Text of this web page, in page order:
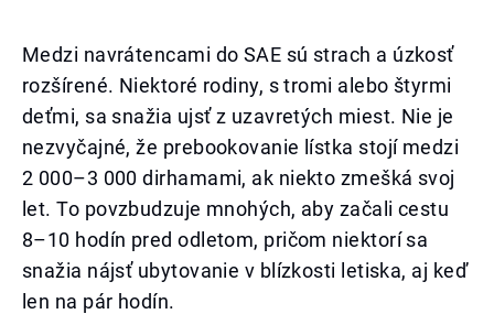
Medzi navrátencami do SAE sú strach a úzkosť
rozšírené. Niektoré rodiny, s tromi alebo štyrmi
deťmi, sa snažia ujsť z uzavretých miest. Nie je
nezvyčajné, že prebookovanie lístka stojí medzi
2 000–3 000 dirhamami, ak niekto zmešká svoj
let. To povzbudzuje mnohých, aby začali cestu
8–10 hodín pred odletom, pričom niektorí sa
snažia nájsť ubytovanie v blízkosti letiska, aj keď
len na pár hodín.